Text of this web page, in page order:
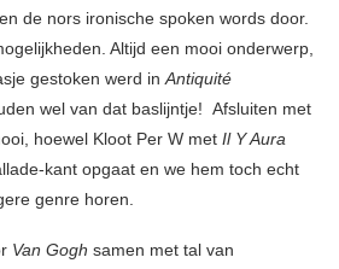
de nors ironische spoken words door.
Altijd een mooi onderwerp,
gestoken werd in Antiquité
wel van dat baslijntje! Afsluiten met
hoewel Kloot Per W met Il Y Aura
kant opgaat en we hem toch echt
genre horen.
Van Gogh samen met tal van